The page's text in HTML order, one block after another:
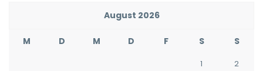
August 2026
M D M D F S S
1
2